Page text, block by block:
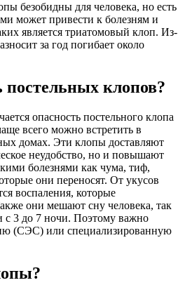
безобидны для человека, но есть
может привести к болезням и
является триатомовый клоп. Из-
за год погибает около
постельных клопов?
опасность постельного клопа
всего можно встретить в
домах. Эти клопы доставляют
неудобство, но и повышают
болезнями как чума, тиф,
они переносят. От укусов
воспаления, которые
они мешают сну человека, так
с 3 до 7 ночи. Поэтому важно
(СЭС) или специализированную